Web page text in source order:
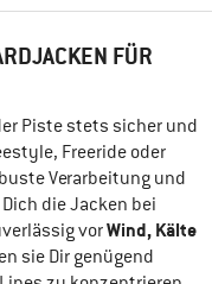
FÜR
Piste stets sicher und
Freeride oder
Verarbeitung und
die Jacken bei
vorWind, Kälte
sie Dir genügend